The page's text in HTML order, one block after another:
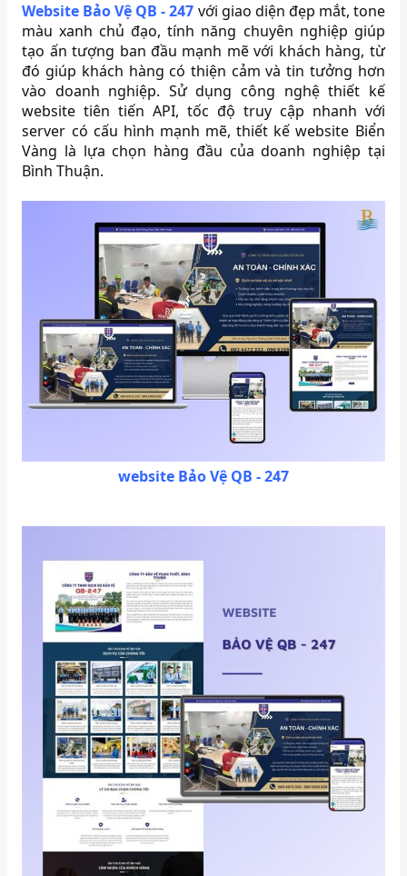
Website Bảo Vệ QB - 247 với giao diện đẹp mắt, tone
màu xanh chủ đạo, tính năng chuyên nghiệp giúp
tạo ấn tượng ban đầu mạnh mẽ với khách hàng, từ
đó giúp khách hàng có thiện cảm và tin tưởng hơn
vào doanh nghiệp. Sử dụng công nghệ thiết kế
website tiên tiến API, tốc độ truy cập nhanh với
server có cấu hình mạnh mẽ, thiết kế website Biển
Vàng là lựa chọn hàng đầu của doanh nghiệp tại
Bình Thuận.
website Bảo Vệ QB - 247